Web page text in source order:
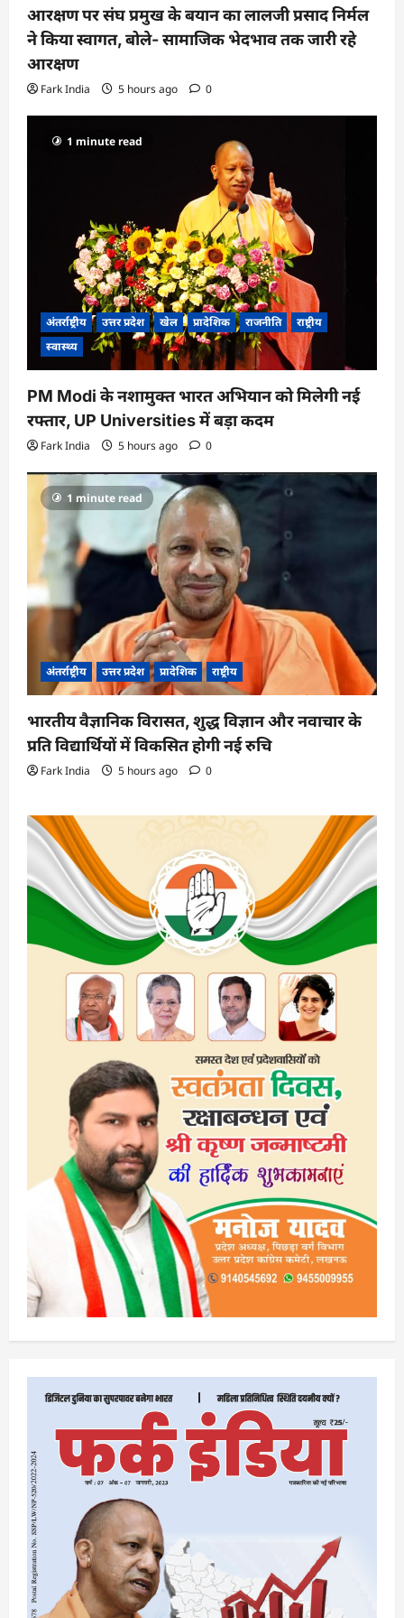
आरक्षण पर संघ प्रमुख के बयान का लालजी प्रसाद निर्मल
ने किया स्वागत, बोले- सामाजिक भेदभाव तक जारी रहे
आरक्षण
Fark India 5 hours ago 0
1 minute read
अंतर्राष्ट्रीय उत्तर प्रदेश खेल प्रादेशिक राजनीति
राष्ट्रीय
स्वास्थ्य
PM Modi के नशामुक्त भारत अभियान को मिलेगी नई
रफ्तार, UP Universities में बड़ा कदम
Fark India 5 hours ago 0
1 minute read
अंतर्राष्ट्रीय उत्तर प्रदेश प्रादेशिक राष्ट्रीय
भारतीय वैज्ञानिक विरासत, शुद्ध विज्ञान और नवाचार के
प्रति विद्यार्थियों में विकसित होगी नई रुचि
Fark India 5 hours ago 0